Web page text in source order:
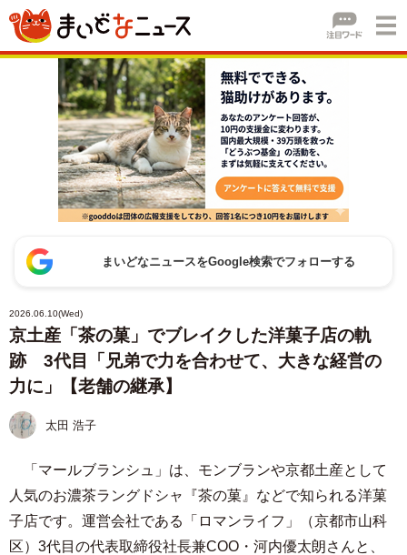
まいどなニュースをGoogle検索でフォローする
2026.06.10(Wed)
京土産「茶の菓」でブレイクした洋菓子店の軌
跡 3代目「兄弟で力を合わせて、大きな経営の
力に」【老舗の継承】
太田 浩子
「マールブランシュ」は、モンブランや京都土産として
人気のお濃茶ラングドシャ『茶の菓』などで知られる洋菓
子店です。運営会社である「ロマンライフ」（京都市山科
区）3代目の代表取締役社長兼COO・河内優太朗さんと、